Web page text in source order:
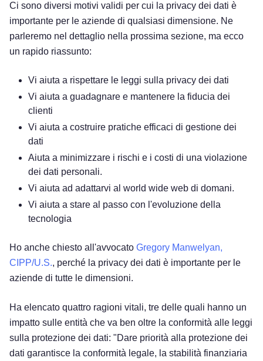
Ci sono diversi motivi validi per cui la privacy dei dati è
importante per le aziende di qualsiasi dimensione. Ne
parleremo nel dettaglio nella prossima sezione, ma ecco
un rapido riassunto:
Vi aiuta a rispettare le leggi sulla privacy dei dati
Vi aiuta a guadagnare e mantenere la fiducia dei
clienti
Vi aiuta a costruire pratiche efficaci di gestione dei
dati
Aiuta a minimizzare i rischi e i costi di una violazione
dei dati personali.
Vi aiuta ad adattarvi al world wide web di domani.
Vi aiuta a stare al passo con l'evoluzione della
tecnologia
Ho anche chiesto all'avvocato Gregory Manwelyan,
CIPP/U.S., perché la privacy dei dati è importante per le
aziende di tutte le dimensioni.
Ha elencato quattro ragioni vitali, tre delle quali hanno un
impatto sulle entità che va ben oltre la conformità alle leggi
sulla protezione dei dati: "Dare priorità alla protezione dei
dati garantisce la conformità legale, la stabilità finanziaria